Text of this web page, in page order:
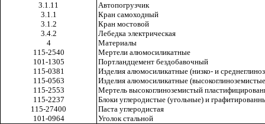
3.1.11
Автопогрузчик
3.1.1
Кран самоходный
3.1.2
Кран мостовой
3.4.2
Лебедка электрическая
4
Материалы
115-2540
Мертели алюмосиликатные
101-1305
Портландцемент бездобавочный
115-0381
Изделия алюмосиликатные (низко- и
115-0563
Изделия алюмосиликатные
115-2553
Мертель высокоглиноземистый
115-2237
Блоки углеродистые (угольные) и
115-27400
Паста углеродистая
101-0964
Уголок стальной